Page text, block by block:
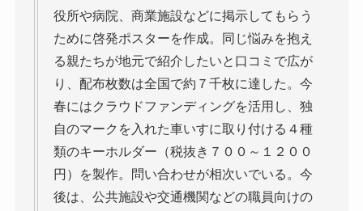
役所や病院、商業施設などに掲示してもらう
ために啓発ポスターを作成。同じ悩みを抱え
る親たちが地元で紹介したいと口コミで広が
り、配布枚数は全国で約７千枚に達した。今
春にはクラウドファンディングを活用し、独
自のマークを入れた車いすに取り付ける４種
類のキーホルダー（税抜き７００～１２００
円）を製作。問い合わせが相次いでいる。今
後は、公共施設や交通機関などの職員向けの